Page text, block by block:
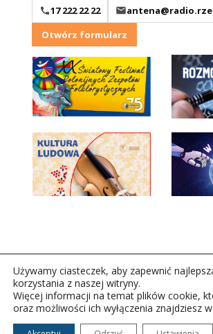
17 222 22 22
Otwórz formularz
Copyright © 2026Polskie Radio Rzeszów S.A.
Używamy ciasteczek, aby zapewnić
korzystania z naszej witryny.
Więcej informacji na temat plików cookie,
oraz możliwości ich wyłączenia znajdziesz